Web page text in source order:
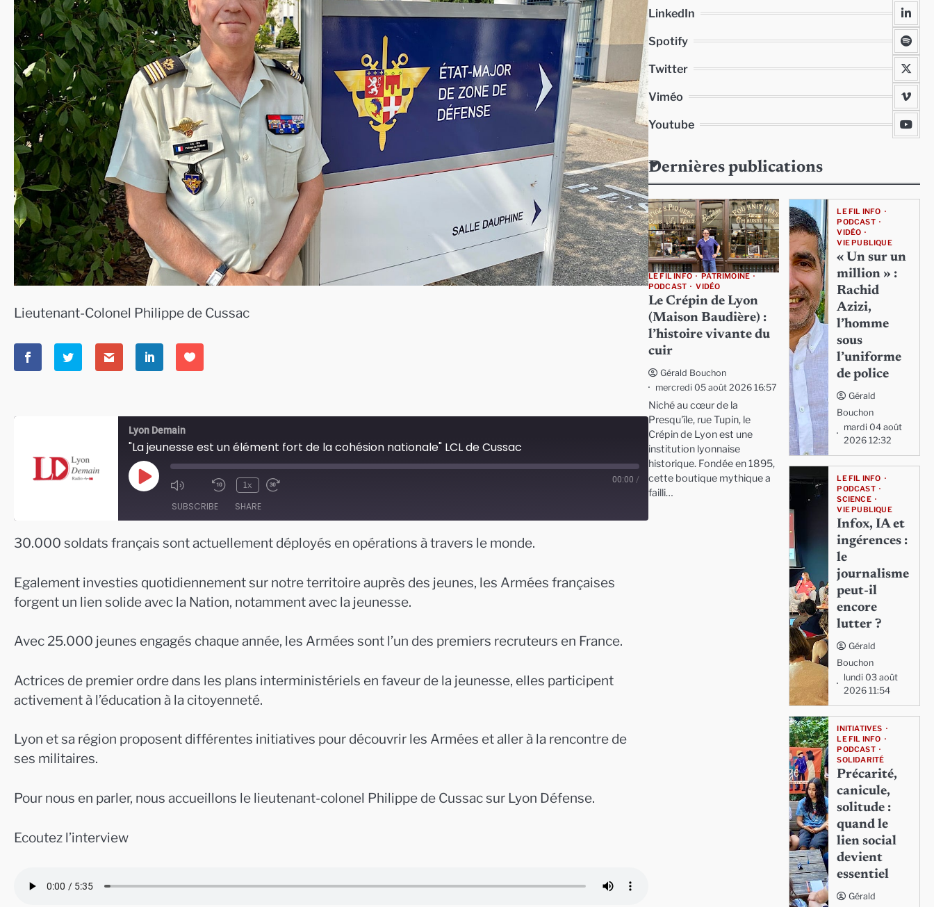
Lieutenant-Colonel Philippe de Cussac
Lyon Demain
"La jeunesse est un élément fort de la cohésion nationale" LCL de Cussac
Play
Episode
1x 00:00 /
SUBSCRIBE SHARE
SHARE
LINK
EMBED
30.000 soldats français sont actuellement déployés en opérations à travers le monde.
Egalement investies quotidiennement sur notre territoire auprès des jeunes, les Armées françaises
forgent un lien solide avec la Nation, notamment avec la jeunesse.
Avec 25.000 jeunes engagés chaque année, les Armées sont l’un des premiers recruteurs en France.
Actrices de premier ordre dans les plans interministériels en faveur de la jeunesse, elles participent
activement à l’éducation à la citoyenneté.
Lyon et sa région proposent différentes initiatives pour découvrir les Armées et aller à la rencontre de
ses militaires.
Pour nous en parler, nous accueillons le lieutenant-colonel Philippe de Cussac sur Lyon Défense.
Ecoutez l’interview
LinkedIn
Spotify
Twitter
Viméo
Youtube
Dernières publications
LE FIL INFO
PATRIMOINE
PODCAST
VIDÉO
Le Crépin de Lyon
(Maison Baudière) :
l’histoire vivante du
cuir
Gérald Bouchon
mercredi 05 août 2026 16:57
Niché au cœur de la
Presqu'île, rue Tupin, le
Crépin de Lyon est une
institution lyonnaise
historique. Fondée en 1895,
cette boutique mythique a
failli…
LE FIL INFO
PODCAST
VIDÉO
VIE PUBLIQUE
« Un sur un
million » :
Rachid
Azizi,
l’homme
sous
l’uniforme
de police
Gérald
Bouchon
mardi 04 août
2026 12:32
LE FIL INFO
PODCAST
SCIENCE
VIE PUBLIQUE
Infox, IA et
ingérences :
le
journalisme
peut-il
encore
lutter ?
Gérald
Bouchon
lundi 03 août
2026 11:54
INITIATIVES
LE FIL INFO
PODCAST
SOLIDARITÉ
Précarité,
canicule,
solitude :
quand le
lien social
devient
essentiel
Gérald